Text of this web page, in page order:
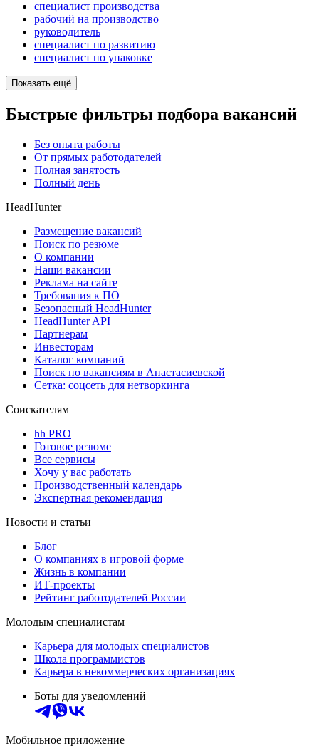
специалист производства
рабочий на производство
руководитель
специалист по развитию
специалист по упаковке
Показать ещё
Быстрые фильтры подбора вакансий
Без опыта работы
От прямых работодателей
Полная занятость
Полный день
HeadHunter
Размещение вакансий
Поиск по резюме
О компании
Наши вакансии
Реклама на сайте
Требования к ПО
Безопасный HeadHunter
HeadHunter API
Партнерам
Инвесторам
Каталог компаний
Поиск по вакансиям в Анастасиевской
Сетка: соцсеть для нетворкинга
Соискателям
hh PRO
Готовое резюме
Все сервисы
Хочу у вас работать
Производственный календарь
Экспертная рекомендация
Новости и статьи
Блог
О компаниях в игровой форме
Жизнь в компании
ИТ-проекты
Рейтинг работодателей России
Молодым специалистам
Карьера для молодых специалистов
Школа программистов
Карьера в некоммерческих организациях
Боты для уведомлений
Мобильное приложение